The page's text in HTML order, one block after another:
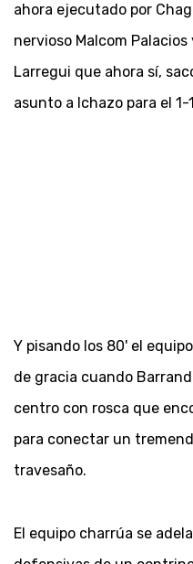
ahora ejecutado por
nervioso Malcom
Larregui que ahora sí,
asunto a Ichazo para el 1-
Y pisando los 80' el
de gracia cuando
centro con rosca que
para conectar un
travesaño.
El equipo charrúa se